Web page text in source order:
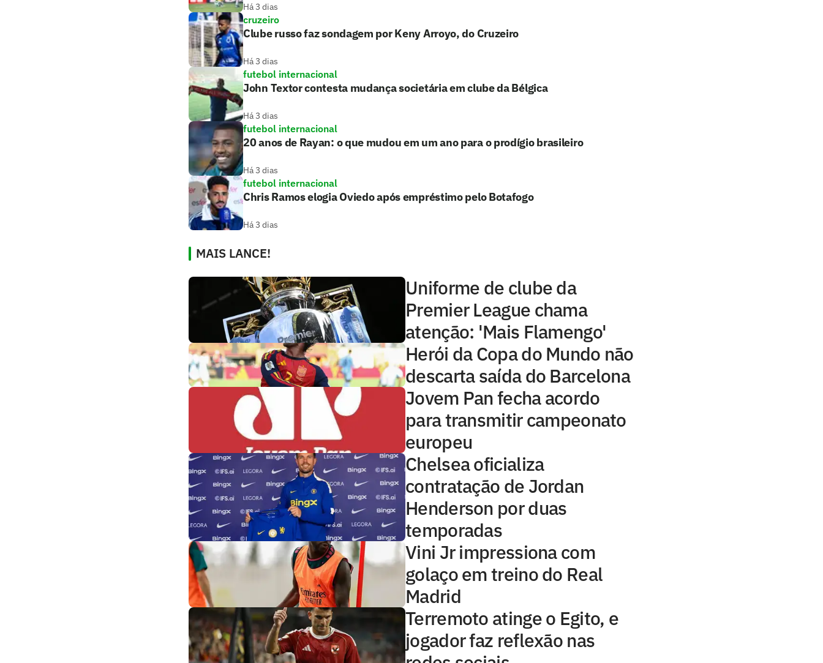
Há 3 dias
cruzeiro
Clube russo faz sondagem por Keny Arroyo, do Cruzeiro
Há 3 dias
futebol internacional
John Textor contesta mudança societária em clube da Bélgica
Há 3 dias
futebol internacional
20 anos de Rayan: o que mudou em um ano para o prodígio brasileiro
Há 3 dias
futebol internacional
Chris Ramos elogia Oviedo após empréstimo pelo Botafogo
Há 3 dias
MAIS LANCE!
Uniforme de clube da
Premier League chama
atenção: 'Mais Flamengo'
Herói da Copa do Mundo não
descarta saída do Barcelona
Jovem Pan fecha acordo
para transmitir campeonato
europeu
Chelsea oficializa
contratação de Jordan
Henderson por duas
temporadas
Vini Jr impressiona com
golaço em treino do Real
Madrid
Terremoto atinge o Egito, e
jogador faz reflexão nas